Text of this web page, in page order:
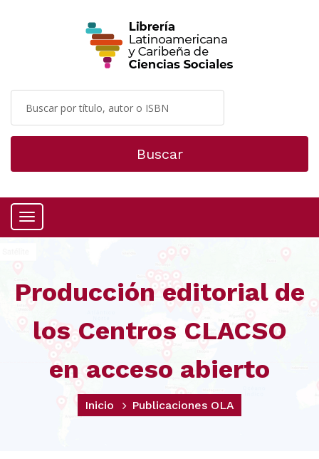
Buscar
Menú
Producción editorial de
los Centros CLACSO
en acceso abierto
Inicio Publicaciones OLA